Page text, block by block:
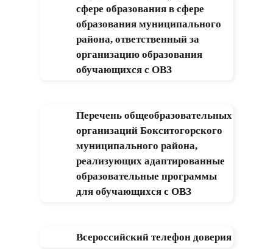
сфере образования в сфере
образования муниципального
района, ответственный за
организацию образования
обучающихся с ОВЗ
Перечень общеобразовательных
организаций Бокситогорского
муниципального района,
реализующих адаптированные
образовательные программы
для обучающихся с ОВЗ
Всероссийский телефон доверия